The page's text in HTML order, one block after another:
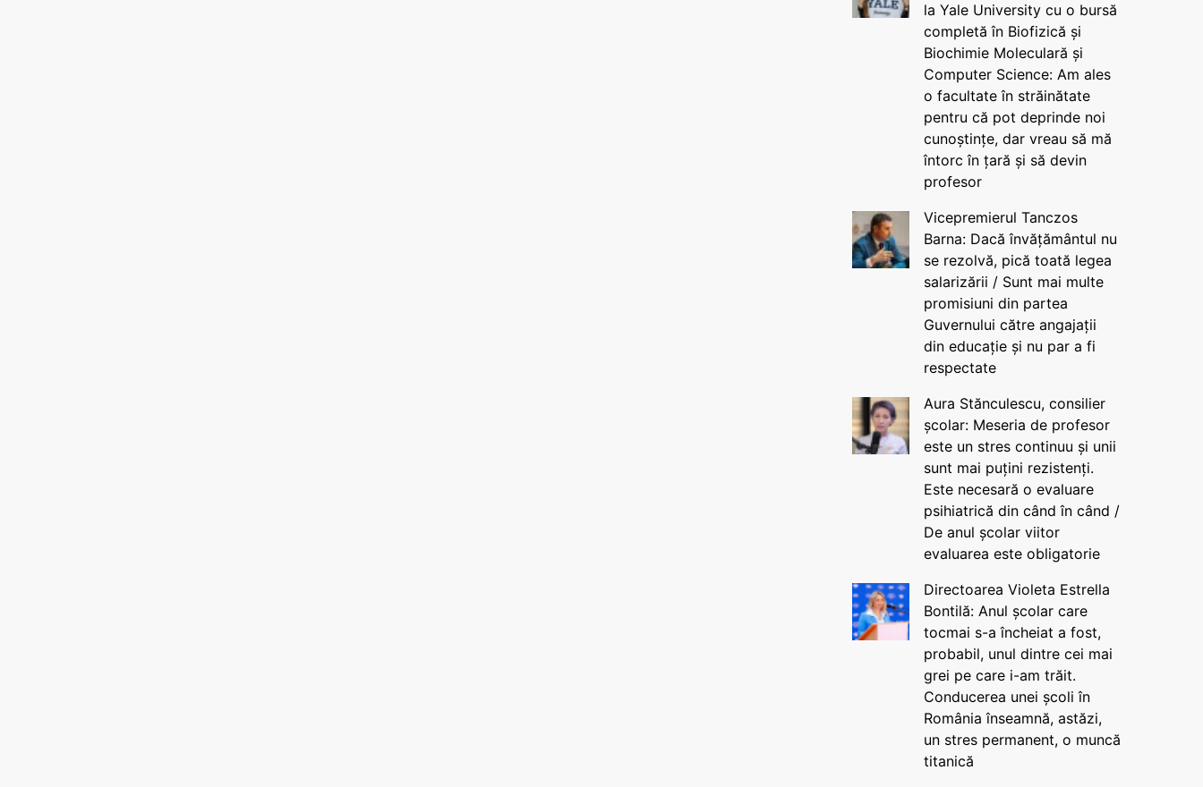
la Yale University cu o bursă
completă în Biofizică și
Biochimie Moleculară și
Computer Science: Am ales
o facultate în străinătate
pentru că pot deprinde noi
cunoștințe, dar vreau să mă
întorc în țară și să devin
profesor
Vicepremierul Tanczos
Barna: Dacă învățământul nu
se rezolvă, pică toată legea
salarizării / Sunt mai multe
promisiuni din partea
Guvernului către angajații
din educație și nu par a fi
respectate
Aura Stănculescu, consilier
școlar: Meseria de profesor
este un stres continuu și unii
sunt mai puțini rezistenți.
Este necesară o evaluare
psihiatrică din când în când /
De anul școlar viitor
evaluarea este obligatorie
Directoarea Violeta Estrella
Bontilă: Anul școlar care
tocmai s-a încheiat a fost,
probabil, unul dintre cei mai
grei pe care i-am trăit.
Conducerea unei școli în
România înseamnă, astăzi,
un stres permanent, o muncă
titanică